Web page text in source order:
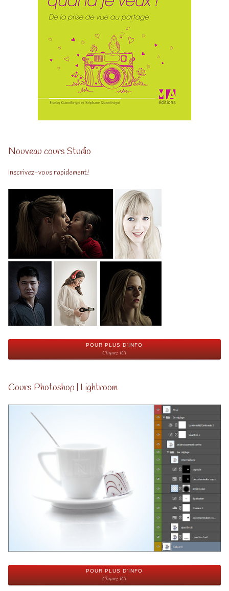
Nouveau cours Studio
Inscrivez-vous rapidement!
POUR PLUS D'INFO
Cliquez ICI
Cours Photoshop | Lightroom
POUR PLUS D'INFO
Cliquez ICI